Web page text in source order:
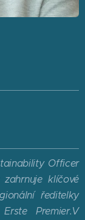
Officer
klíčové
ředitelky
Premier.V